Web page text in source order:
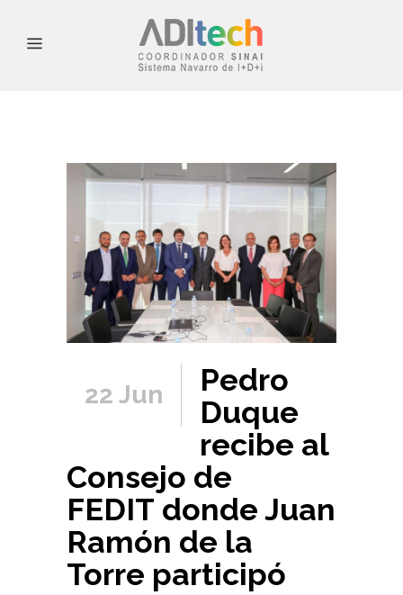
22 Jun
Pedro
Duque
recibe al
Consejo de
FEDIT donde Juan
Ramón de la
Torre participó